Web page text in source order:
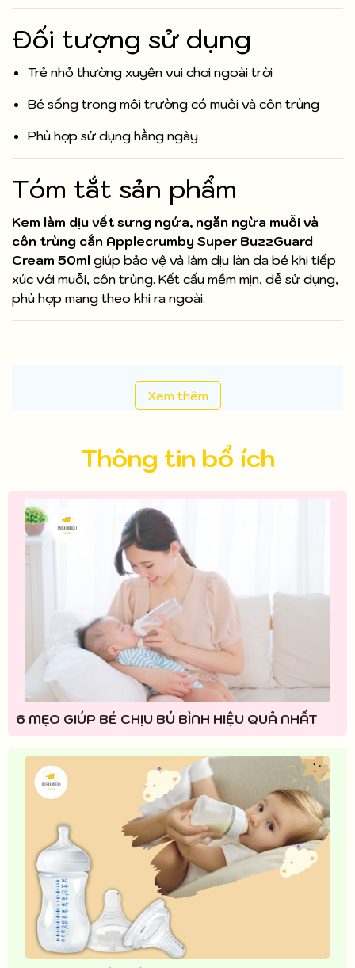
Đối tượng sử dụng
Trẻ nhỏ thường xuyên vui chơi ngoài trời
Bé sống trong môi trường có muỗi và côn trùng
Phù hợp sử dụng hằng ngày
Tóm tắt sản phẩm
Kem làm dịu vết sưng ngứa, ngăn ngừa muỗi và
côn trùng cắn Applecrumby Super BuzzGuard
Cream 50ml giúp bảo vệ và làm dịu làn da bé khi tiếp
xúc với muỗi, côn trùng. Kết cấu mềm mịn, dễ sử dụng,
phù hợp mang theo khi ra ngoài.
Xem thêm
Thông tin bổ ích
6 MẸO GIÚP BÉ CHỊU BÚ BÌNH HIỆU QUẢ NHẤT